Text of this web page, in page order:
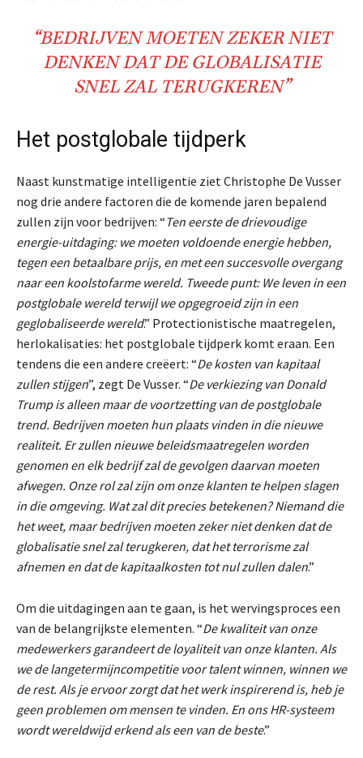
“BEDRIJVENMOETEN ZEKER NIET
DENKEN DAT DEGLOBALISATIE
SNELZAL TERUGKEREN”
Het postglobale tijdperk
Naast kunstmatige intelligentie ziet Christophe De Vusser
nog drie andere factoren die de komende jaren bepalend
zullen zijn voor bedrijven: “ Ten eerste de drievoudige
energie-uitdaging: we moeten voldoende energie hebben,
tegen een betaalbare prijs, en met een succesvolle overgang
naar een koolstofarme wereld. Tweede punt: We leven in een
postglobale wereld terwijl we opgegroeid zijn in een
geglobaliseerde wereld.” Protectionistische maatregelen,
herlokalisaties: het postglobale tijdperk komt eraan. Een
tendens die een andere creëert: “De kosten van kapitaal
zullen stijgen”, zegt De Vusser. “De verkiezing van Donald
Trump is alleen maar de voortzetting van de postglobale
trend. Bedrijven moeten hun plaats vinden in die nieuwe
realiteit. Er zullen nieuwe beleidsmaatregelen worden
genomen en elk bedrijf zal de gevolgen daarvan moeten
afwegen. Onze rol zal zijn om onze klanten te helpen slagen
in die omgeving. Wat zal dit precies betekenen? Niemand die
het weet, maar bedrijven moeten zeker niet denken dat de
globalisatie snel zal terugkeren, dat het terrorisme zal
afnemen en dat de kapitaalkosten tot nul zullen dalen.”
Om die uitdagingen aan te gaan, is het wervingsproces een
van de belangrijkste elementen. “De kwaliteit van onze
medewerkers garandeert de loyaliteit van onze klanten. Als
we de langetermijncompetitie voor talent winnen, winnen we
de rest. Als je ervoor zorgt dat het werk inspirerend is, heb je
geen problemen om mensen te vinden. En ons HR-systeem
wordt wereldwijd erkend als een van de beste.”